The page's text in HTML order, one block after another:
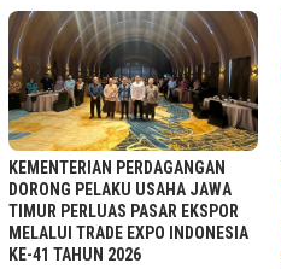
KEMENTERIAN PERDAGANGAN
DORONG PELAKU USAHA JAWA
TIMUR PERLUAS PASAR EKSPOR
MELALUI TRADE EXPO INDONESIA
KE-41 TAHUN 2026